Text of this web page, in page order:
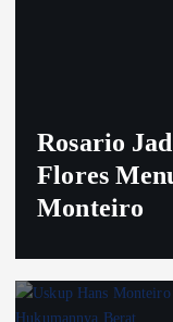
Rosario
Flores
Monteiro